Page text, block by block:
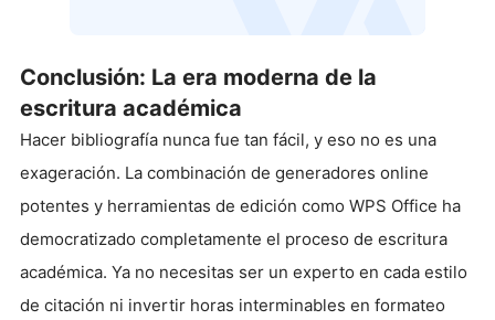
Conclusión: La era moderna de la
escritura académica
Hacer bibliografía nunca fue tan fácil, y eso no es una
exageración. La combinación de generadores online
potentes y herramientas de edición como WPS Office ha
democratizado completamente el proceso de escritura
académica. Ya no necesitas ser un experto en cada estilo
de citación ni invertir horas interminables en formateo